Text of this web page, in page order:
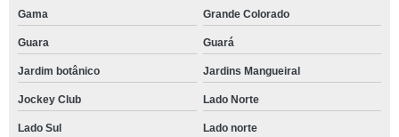
Gama Grande Colorado
Guara Guará
Jardim botânico Jardins Mangueiral
Jockey Club Lado Norte
Lado Sul Lado norte